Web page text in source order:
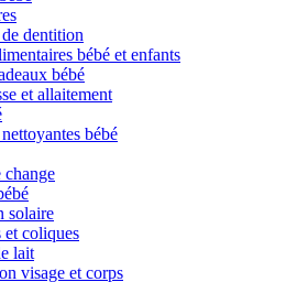
dentition
bébé et enfants
bébé
et allaitement
bébé
change
solaire
et coliques
lait
visage et corps